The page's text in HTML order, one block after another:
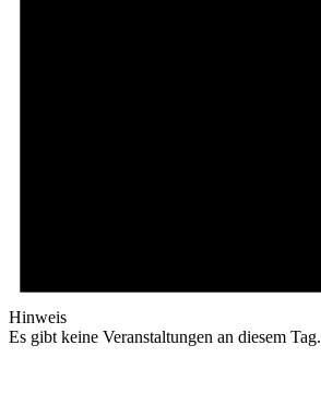
Hinweis
Es gibt keine Veranstaltungen an diesem Tag.